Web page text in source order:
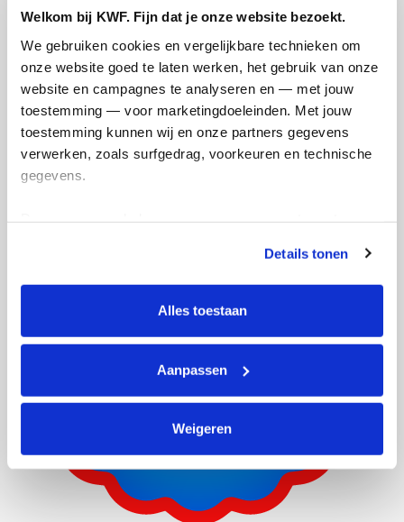
Welkom bij KWF. Fijn dat je onze website bezoekt.
We gebruiken cookies en vergelijkbare technieken om
onze website goed te laten werken, het gebruik van onze
website en campagnes te analyseren en — met jouw
toestemming — voor marketingdoeleinden. Met jouw
toestemming kunnen wij en onze partners gegevens
verwerken, zoals surfgedrag, voorkeuren en technische
gegevens.
tonen. Je kunt je toestemming op elk moment wijzigen of
intrekken via Cookie instellingen onderaan de pagina. De
lijst met cookies is te vinden in het tabblad “details”.
Details tonen
Alles toestaan
Aanpassen
Weigeren
Doneer
Kuei's badges